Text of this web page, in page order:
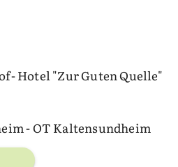
Hotel "Zur Guten Quelle"
- OT Kaltensundheim